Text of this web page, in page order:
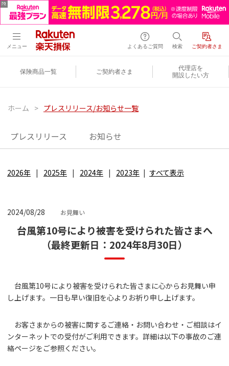
メニュー よくあるご質問 検索 ご契約者さま
保険商品一覧 ご契約者さま
代理店を
開設したい方
ホーム > プレスリリース/お知らせ一覧
プレスリリース お知らせ
2026年 2025年 2024年 2023年 すべて表示
2024/08/28 お見舞い
台風第10号により被害を受けられた皆さまへ
（最終更新日：2024年8月30日）
台風第10号により被害を受けられた皆さまに心からお見舞い申
し上げます。一日も早い復旧を心よりお祈り申し上げます。
お客さまからの被害に関するご連絡・お問い合わせ・ご相談はイ
ンターネットでの受付がご利用できます。詳細は以下の事故のご連
絡ページをご参照ください。